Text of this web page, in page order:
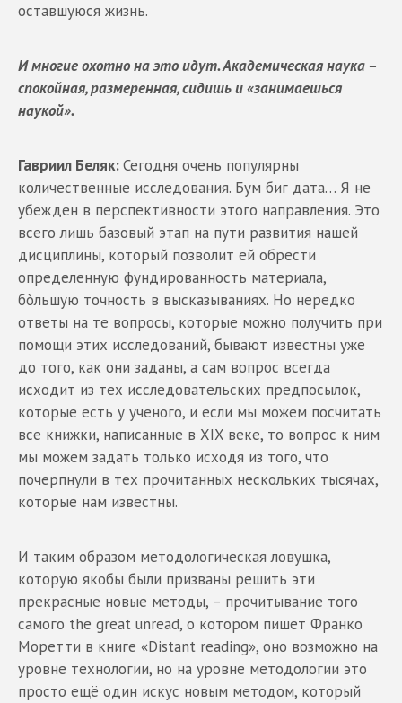
оставшуюся жизнь.
И многие охотно на это идут. Академическая наука –
спокойная, размеренная, сидишь и «занимаешься
наукой».
Гавриил Беляк:Сегодня очень популярны
количественные исследования. Бум биг дата… Я не
убежден в перспективности этого направления. Это
всего лишь базовый этап на пути развития нашей
дисциплины, который позволит ей обрести
определенную фундированность материала,
бòльшую точность в высказываниях. Но нередко
ответы на те вопросы, которые можно получить при
помощи этих исследований, бывают известны уже
до того, как они заданы, а сам вопрос всегда
исходит из тех исследовательских предпосылок,
которые есть у ученого, и если мы можем посчитать
все книжки, написанные в XIX веке, то вопрос к ним
мы можем задать только исходя из того, что
почерпнули в тех прочитанных нескольких тысячах,
которые нам известны.
И таким образом методологическая ловушка,
которую якобы были призваны решить эти
прекрасные новые методы, – прочитывание того
самого the great unread, о котором пишет Франко
Моретти в книге «Distant reading», оно возможно на
уровне технологии, но на уровне методологии это
просто ещё один искус новым методом, который